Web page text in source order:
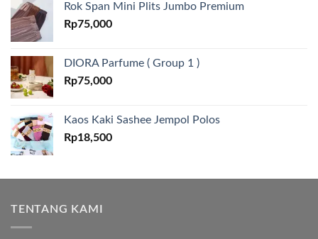
Rok Span Mini Plits Jumbo Premium
Rp75,000
DIORA Parfume ( Group 1 )
Rp75,000
Kaos Kaki Sashee Jempol Polos
Rp18,500
TENTANG KAMI